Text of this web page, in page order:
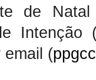
de
Intenção
email (